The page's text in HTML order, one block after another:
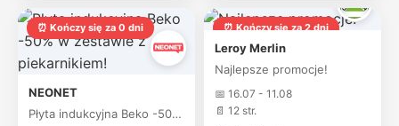
⏰ Kończy się za 0 dni
NEONET
Płyta indukcyjna Beko -50% w zestawie z piekarnikiem!
⏰ Kończy się za 2 dni
Leroy Merlin
Najlepsze promocje!
📅 16.07 - 11.08
📄 12 str.